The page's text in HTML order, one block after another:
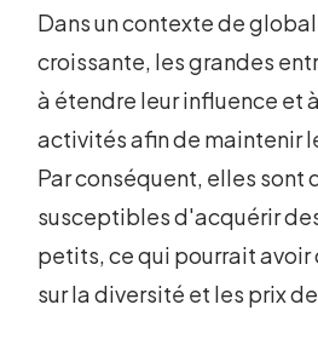
Dans un contexte de
croissante, les grandes
à étendre leur influence et
activités afin de maintenir
Par conséquent, elles sont
susceptibles d'acquérir
petits, ce qui pourrait avoir
sur la diversité et les prix